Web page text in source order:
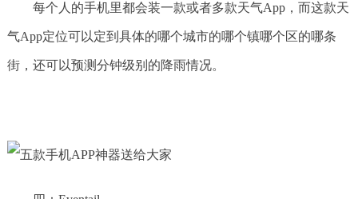
每个人的手机里都会装一款或者多款天气App，而这款天
气App定位可以定到具体的哪个城市的哪个镇哪个区的哪条
街，还可以预测分钟级别的降雨情况。